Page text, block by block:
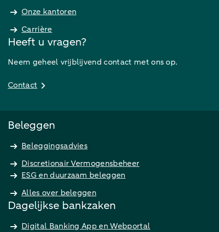
Onze kantoren
Carrière
Heeft u vragen?
Neem geheel vrijblijvend contact met ons op.
Contact
Beleggen
Beleggingsadvies
Discretionair Vermogensbeheer
ESG en duurzaam beleggen
Alles over beleggen
Dagelijkse bankzaken
Digital Banking App en Webportal